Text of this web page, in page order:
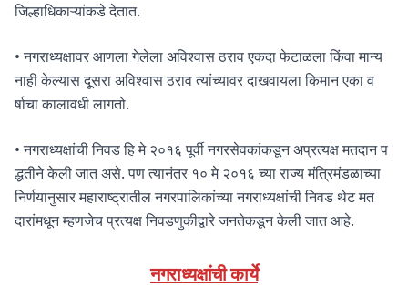
जिल्हाधिकाऱ्यांकडे देतात.
• नगराध्यक्षावर आणला गेलेला अविश्वास ठराव एकदा फेटाळला किंवा मान्य
नाही केल्यास दूसरा अविश्वास ठराव त्यांच्यावर दाखवायला किमान एका व
र्षाचा कालावधी लागतो.
• नगराध्यक्षांची निवड हि मे २०१६ पूर्वी नगरसेवकांकडून अप्रत्यक्ष मतदान प
द्धतीने केली जात असे. पण त्यानंतर १० मे २०१६ च्या राज्य मंत्रिमंडळाच्या
निर्णयानुसार महाराष्ट्रातील नगरपालिकांच्या नगराध्यक्षांची निवड थेट मत
दारांमधून म्हणजेच प्रत्यक्ष निवडणुकीद्वारे जनतेकडून केली जात आहे.
नगराध्यक्षांची कार्ये